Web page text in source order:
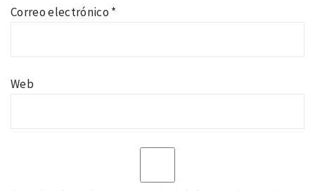
Correo electrónico *
Web